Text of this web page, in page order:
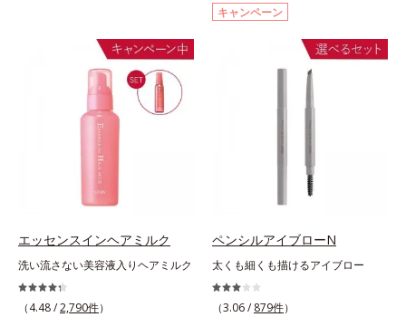
キャンペーン
エッセンスインヘアミルク
洗い流さない美容液入りヘアミルク
（4.48 /2,790件）
ペンシルアイブローN
太くも細くも描けるアイブロー
（3.06 / 879件）